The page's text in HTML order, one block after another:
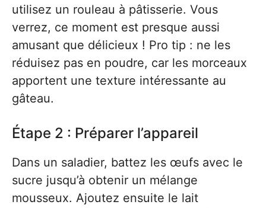
utilisez un rouleau à pâtisserie. Vous
verrez, ce moment est presque aussi
amusant que délicieux ! Pro tip : ne les
réduisez pas en poudre, car les morceaux
apportent une texture intéressante au
gâteau.
Étape 2 : Préparer l’appareil
Dans un saladier, battez les œufs avec le
sucre jusqu’à obtenir un mélange
mousseux. Ajoutez ensuite le lait